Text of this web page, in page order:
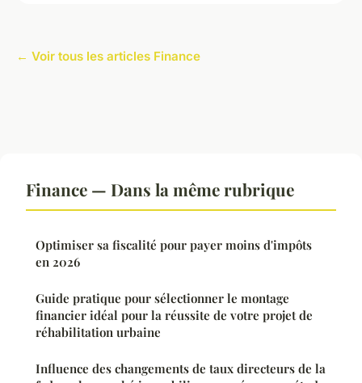
← Voir tous les articles Finance
Finance — Dans la même rubrique
Optimiser sa fiscalité pour payer moins d'impôts
en 2026
Guide pratique pour sélectionner le montage
financier idéal pour la réussite de votre projet de
réhabilitation urbaine
Influence des changements de taux directeurs de la